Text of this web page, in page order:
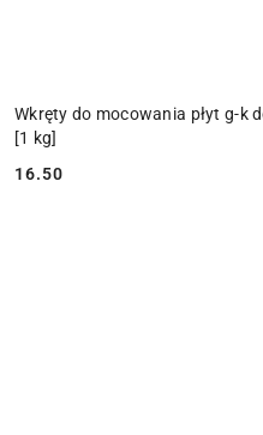
Wkręty do mocowania płyt g-k
[1 kg]
Cena:
16.50